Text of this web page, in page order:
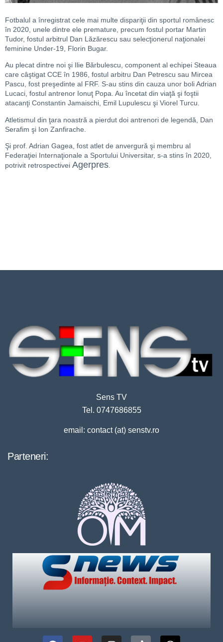
Fotbalul a înregistrat cele mai multe dispariţii din sportul românesc
în 2020, unele dintre ele premature, precum fostul portar Martin
Tudor, fostul arbitrul Dan Lăzărescu sau selecţionerul naţionalei
feminine Under-19, Florin Bugar.
Au plecat dintre noi şi Ilie Bărbulescu, component al echipei Steaua
care câştigat CCE în 1986, fostul arbitru Dan Petrescu sau Mircea
Pascu, fost preşedinte al FRF. S-au stins din cauza unor boli Adrian
Lucaci, fostul antrenor Ionuţ Popa. Au încetat din viaţă şi foştii
atacanţi Constantin Jamaischi, Emil Lupulescu şi Viorel Turcu.
Atletismul din ţara noastră a pierdut doi antrenori de legendă, Dan
Serafim şi Ion Zanfirache.
Şi prof. Adrian Gagea, fost atlet de anvergură şi membru al
Federaţiei Internaţionale a Sportului Universitar, s-a stins în 2020,
potrivit retrospectivei Agerpres
Sens TV
Tel. 0747686855
email: contact (at) senstv.ro
Parteneri: